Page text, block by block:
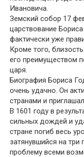
Ивановича.
Земский собор 17
царствование
фактически уже
Кроме того,
его преимуществом
царя.
Биография Бориса
очень удачно. Он
странами и
В 1601 году в
сильных дождей и
стране погиб весь
затянувшийся на три
проблему всеми